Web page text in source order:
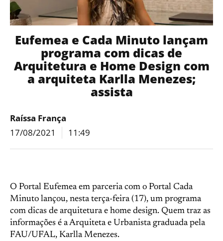
Eufemea e Cada Minuto lançam
programa com dicas de
Arquitetura e Home Design com
a arquiteta Karlla Menezes;
assista
Raíssa França
17/08/2021
11:49
O Portal Eufemea em parceria com o Portal Cada
Minuto lançou, nesta terça-feira (17), um programa
com dicas de arquitetura e home design. Quem traz as
informações é a Arquiteta e Urbanista graduada pela
FAU/UFAL, Karlla Menezes.